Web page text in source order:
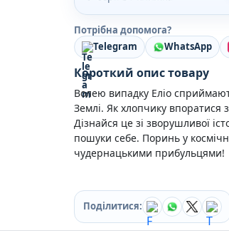
Кулінарія
Ігри для дорослих
Зарубіжні
Різдвяні / Зимові
Книги для дітей
Картонні книги
Віммельбухи
Казки Вірші
Книги з наліпками
Вчимося читати
Багаторазові
Книги для
Самостійне
Книги для
Потрібна допомога?
Telegram
WhatsApp
Короткий опис товару
Волею випадку Еліо
Землі. Як хлопчику впоратися
Дізнайся це зі зворушливої
пошуки себе. Поринь у
чудернацькими прибульцями!
Поділитися: